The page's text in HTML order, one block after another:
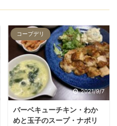
コープデリ
2021/9/7
バーベキューチキン・わか
めと玉子のスープ・ナポリ